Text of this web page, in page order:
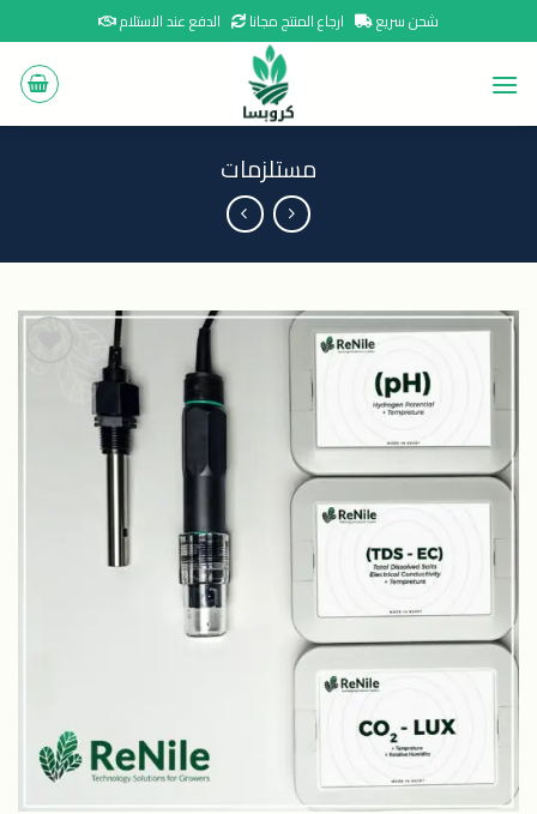
to
content
شحن سريع ارجاع المنتج مجانا الدفع عند الاستلام
مستلزمات